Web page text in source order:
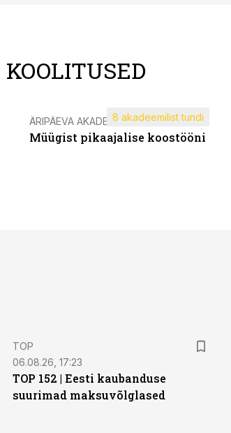
ÄRIPÄEVA AKADEEMIA
Müügist pikaajalise koostööni
8 akadeemilist tundi
TOP
06.08.26, 17:23
TOP 152 | Eesti kaubanduse
suurimad maksuvõlglased